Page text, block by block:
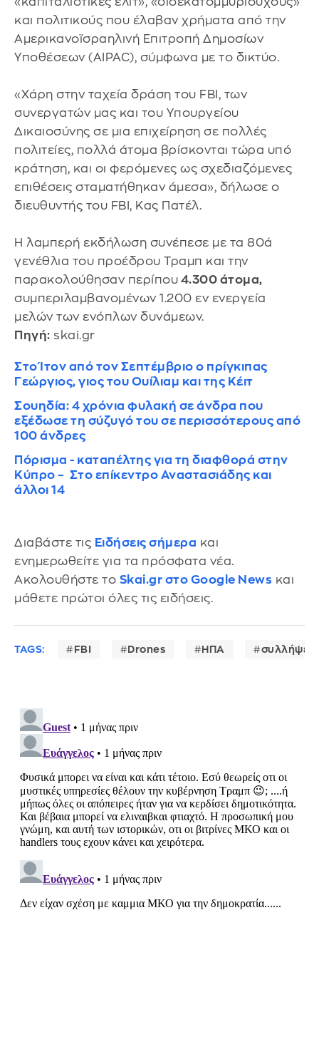
και πολιτικούς που έλαβαν χρήματα από την
Αμερικανοϊσραηλινή Επιτροπή Δημοσίων
Υποθέσεων (AIPAC), σύμφωνα με το δικτύο.
«Χάρη στην ταχεία δράση του FBI, των
συνεργατών μας και του Υπουργείου
Δικαιοσύνης σε μια επιχείρηση σε πολλές
πολιτείες, πολλά άτομα βρίσκονται τώρα υπό
κράτηση, και οι φερόμενες ως σχεδιαζόμενες
επιθέσεις σταματήθηκαν άμεσα», δήλωσε ο
διευθυντής του FBI, Κας Πατέλ.
Η λαμπερή εκδήλωση συνέπεσε με τα 80ά
γενέθλια του προέδρου Τραμπ και την
παρακολούθησαν περίπου 4.300 άτομα,
συμπεριλαμβανομένων 1.200 εν ενεργεία
μελών των ενόπλων δυνάμεων.
Πηγή: skai.gr
Στο Ίτον από τον Σεπτέμβριο ο πρίγκιπας
Γεώργιος, γιος του Ουίλιαμ και της Κέιτ
Σουηδία: 4 χρόνια φυλακή σε άνδρα που
εξέδωσε τη σύζυγό του σε περισσότερους από
100 άνδρες
Πόρισμα - καταπέλτης για τη διαφθορά στην
Κύπρο – Στο επίκεντρο Αναστασιάδης και
άλλοι 14
Διαβάστε τις Ειδήσεις σήμερα και
ενημερωθείτε για τα πρόσφατα νέα.
Ακολουθήστε το Skai.gr στο Google News και
μάθετε πρώτοι όλες τις ειδήσεις.
TAGS: FBI Drones ΗΠΑ συλλήψεις